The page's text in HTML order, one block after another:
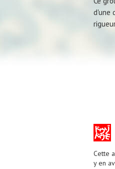
d'une
Cette
y en